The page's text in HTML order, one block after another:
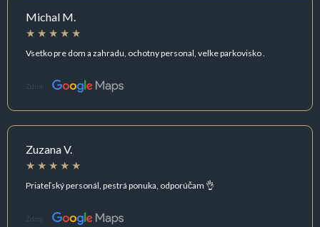
Michal M.
Vsetko pre dom a zahradu, ochotny personal, velke parkovisko .
Zdroj:
Zuzana V.
Priateľský personál, pestrá ponuka, odporúčam 👌
Zdroj: